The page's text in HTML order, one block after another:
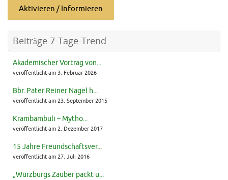
Aktivieren / Informieren
Beiträge 7-Tage-Trend
Akademischer Vortrag von...
veröffentlicht am 3. Februar 2026
Bbr. Pater Reiner Nagel h...
veröffentlicht am 23. September 2015
Krambambuli – Mytho...
veröffentlicht am 2. Dezember 2017
15 Jahre Freundschaftsver...
veröffentlicht am 27. Juli 2016
„Würzburgs Zauber packt u...